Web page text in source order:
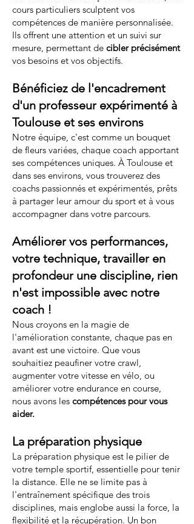
cours particuliers sculptent vos
compétences de manière personnalisée.
Ils offrent une attention et un suivi sur
mesure, permettant de cibler précisément
vos besoins et vos objectifs.
Bénéficiez de l'encadrement
d'un professeur expérimenté à
Toulouse et ses environs
Notre équipe, c'est comme un bouquet
de fleurs variées, chaque coach apportant
ses compétences uniques. À Toulouse et
dans ses environs, vous trouverez des
coachs passionnés et expérimentés, prêts
à partager leur amour du sport et à vous
accompagner dans votre parcours.
Améliorer vos performances,
votre technique, travailler en
profondeur une discipline, rien
n'est impossible avec notre
coach !
Nous croyons en la magie de
l'amélioration constante, chaque pas en
avant est une victoire. Que vous
souhaitiez peaufiner votre crawl,
augmenter votre vitesse en vélo, ou
améliorer votre endurance en course,
nous avons les compétences pour vous
aider.
La préparation physique
La préparation physique est le pilier de
votre temple sportif, essentielle pour tenir
la distance. Elle ne se limite pas à
l'entraînement spécifique des trois
disciplines, mais englobe aussi la force, la
flexibilité et la récupération. Un bon